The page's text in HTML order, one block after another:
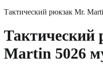
Тактический рюкзак Mr.
Тактический
Martin 5026